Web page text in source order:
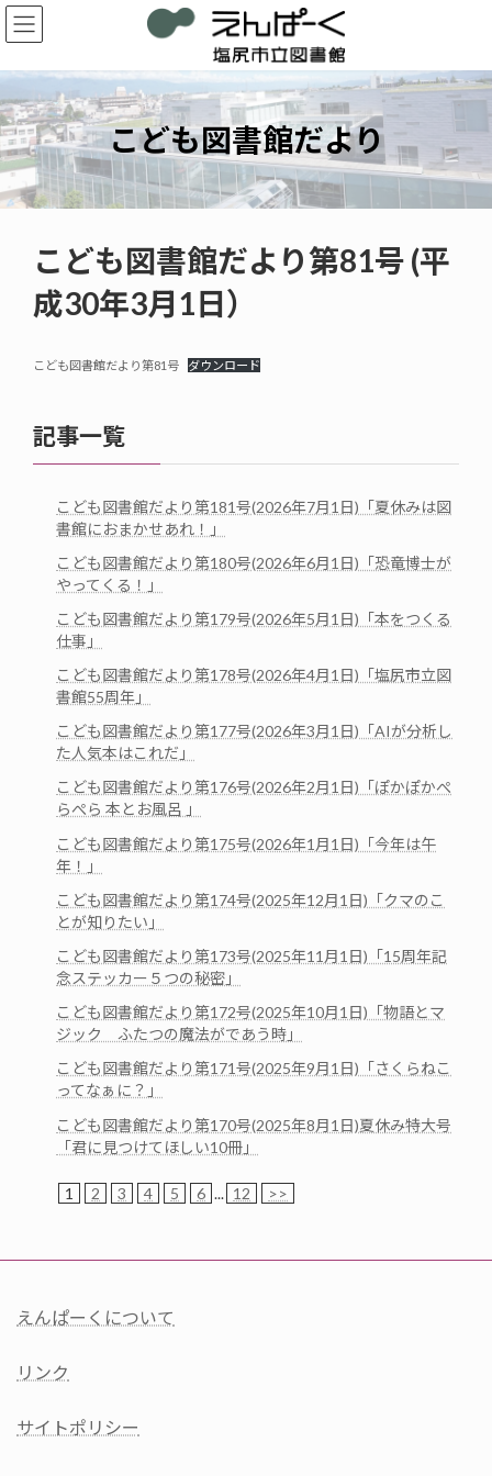
コ
ン
ン
ツ
へ
ス
キ
ッ
プ
ナ
ビ
ー
シ
ョ
ン
に
移
動
こども図書館だより
こども図書館だより第81号 (平
成30年3月1日）
こども図書館だより第81号 ダウンロード
記事一覧
こども図書館だより第181号(2026年7月1日)「夏休みは図
書館におまかせあれ！」
こども図書館だより第180号(2026年6月1日)「恐竜博士が
やってくる！」
こども図書館だより第179号(2026年5月1日)「本をつくる
仕事」
こども図書館だより第178号(2026年4月1日)「塩尻市立図
書館55周年」
こども図書館だより第177号(2026年3月1日)「AIが分析し
た人気本はこれだ」
こども図書館だより第176号(2026年2月1日)「ぽかぽかぺ
らぺら 本とお風呂 」
こども図書館だより第175号(2026年1月1日)「今年は午
年！」
こども図書館だより第174号(2025年12月1日)「クマのこ
とが知りたい」
こども図書館だより第173号(2025年11月1日)「15周年記
念ステッカー５つの秘密」
こども図書館だより第172号(2025年10月1日)「物語とマ
ジック ふたつの魔法がであう時」
こども図書館だより第171号(2025年9月1日)「さくらねこ
ってなぁに？」
こども図書館だより第170号(2025年8月1日)夏休み特大号
「君に見つけてほしい10冊」
1 2 3 4 5 6 ... 12 >>
えんぱーくについて
リンク
サイトポリシー